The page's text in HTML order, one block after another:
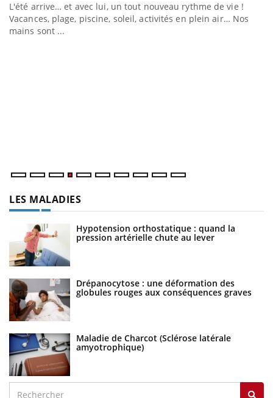
L'été arrive… et avec lui, un tout nouveau rythme de vie !
Vacances, plage, piscine, soleil, activités en plein air… Nos
mains sont ...
LES MALADIES
Hypotension orthostatique : quand la
pression artérielle chute au lever
Drépanocytose : une déformation des
globules rouges aux conséquences graves
Maladie de Charcot (Sclérose latérale
amyotrophique)